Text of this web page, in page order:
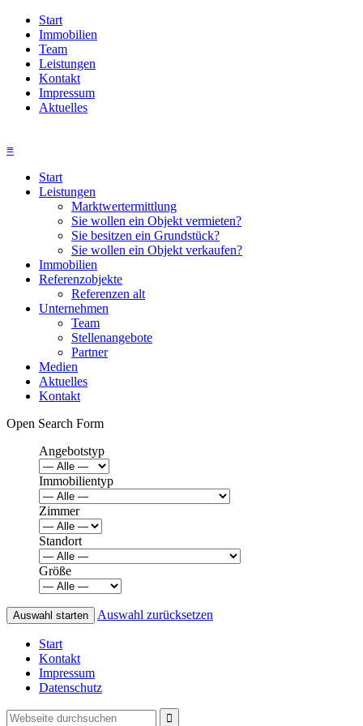
Start
Immobilien
Team
Leistungen
Kontakt
Impressum
Aktuelles
≡
Start
Leistungen
Marktwertermittlung
Sie wollen ein Objekt vermieten?
Sie besitzen ein Grundstück?
Sie wollen ein Objekt verkaufen?
Immobilien
Referenzobjekte
Referenzen alt
Unternehmen
Team
Stellenangebote
Partner
Medien
Aktuelles
Kontakt
Open Search Form
Angebotstyp
Immobilientyp
Zimmer
Standort
Größe
Auswahl zurücksetzen
Start
Kontakt
Impressum
Datenschutz